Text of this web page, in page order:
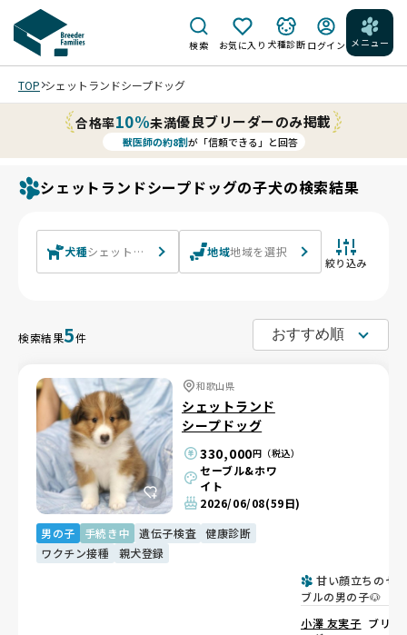
検索 お気に入り 犬種診断 ログイン メニュー
TOP シェットランドシープドッグ
合格率10%未満優良ブリーダーのみ掲載
獣医師の約8割が「信頼できる」と回答
シェットランドシープドッグの子犬の検索結果
犬種シェットランドシープドッグ
地域地域を選択
絞り込み
検索結果5件
和歌山県
シェットランド
シープドッグ
330,000円（税込）
セーブル&ホワ
イト
2026/06/08(59日)
男の子
手続き中 遺伝子検査
健康診断
ワクチン接種
親犬登録
甘い顔立ちのセー
ブルの男の子🐶
小澤 友実子 ブリ